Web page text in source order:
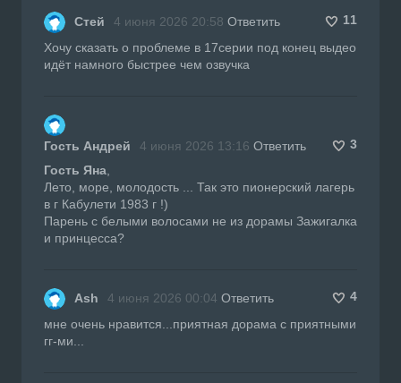
Стей 4 июня 2026 20:58 Ответить
11
Хочу сказать о проблеме в 17серии под конец выдео
идёт намного быстрее чем озвучка
Гость Андрей 4 июня 2026 13:16 Ответить
3
Гость Яна
Лето, море, молодость ... Так это пионерский лагерь
в г Кабулети 1983 г !)
Парень с белыми волосами не из дорамы Зажигалка
и принцесса?
Ash 4 июня 2026 00:04 Ответить
4
мне очень нравится...приятная дорама с приятными
гг-ми...